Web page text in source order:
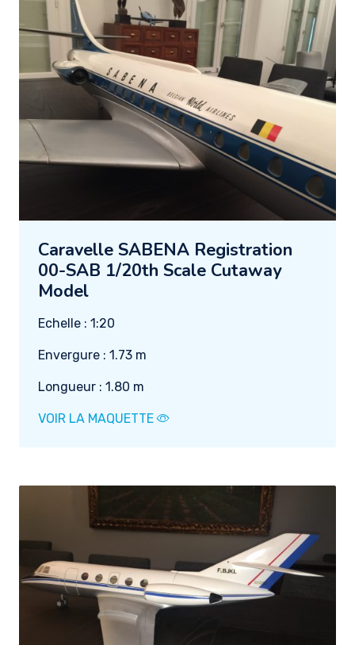
Caravelle SABENA Registration
00-SAB 1/20th Scale Cutaway
Model
Echelle : 1:20
Envergure : 1.73 m
Longueur : 1.80 m
VOIR LA MAQUETTE